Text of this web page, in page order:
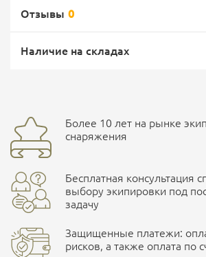
Доставка Почтой России
Доставка курьерской службой СДЭК -
Размер
Бренд
Страна производитель
Характеристики
Размер
41 (7,5 UK), 43 (9 UK), 42 (8 UK), 44 (9,5
(11 UK), 44,5 (10 UK), 42,5 (8,5 UK)
Отзывы 0
Ваш отзыв
Наличие на складах
улица Маяковского, 10
ПОДРОБНЕЕ О
Более 10 лет на рынке
снаряжения
Бесплатная консультация
выбору экипировки под
задачу
Защищенные платежи:
рисков, а также оплата по